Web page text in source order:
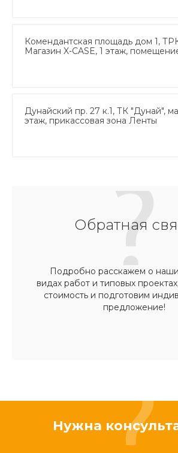
Комендантская площадь дом 1,
Магазин X-CASE, 1 этаж,
Дунайский пр. 27 к.1, ТК "Дунай",
этаж, прикассовая зона Ленты
Обратная
Подробно расскажем о
видах работ и типовых
стоимость и подготовим
предложение!
Нужна